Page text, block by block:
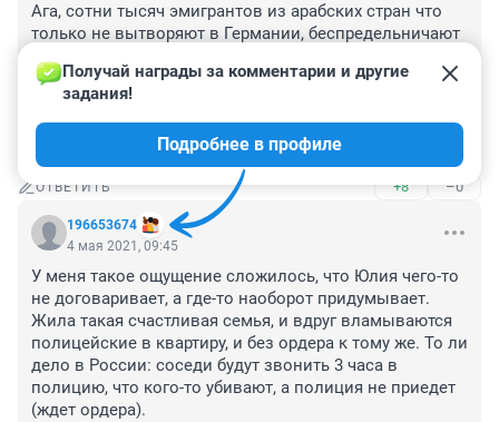
Ага, сотни тысяч эмигрантов из арабских стран что
только не вытворяют в Германии, беспредельничают
в их семьях.Немцы их терпят. А вот у русской семьи
детишек отобрали.Этож что надо было натворить
мамой с папой что бы такое произошло!!! Не вся
правда в этой статье. НЕ ВЕРЮ!
ОТВЕТИТЬ +8 –0
196653674
Получай награды за комментарии и другие
задания!
Подробнее в профиле
4 мая 2021, 09:45
У меня такое ощущение сложилось, что Юлия чего-то
не договаривает, а где-то наоборот придумывает.
Жила такая счастливая семья, и вдруг вламываются
полицейские в квартиру, и без ордера к тому же. То ли
дело в России: соседи будут звонить 3 часа в
полицию, что кого-то убивают, а полиция не приедет
(ждет ордера).